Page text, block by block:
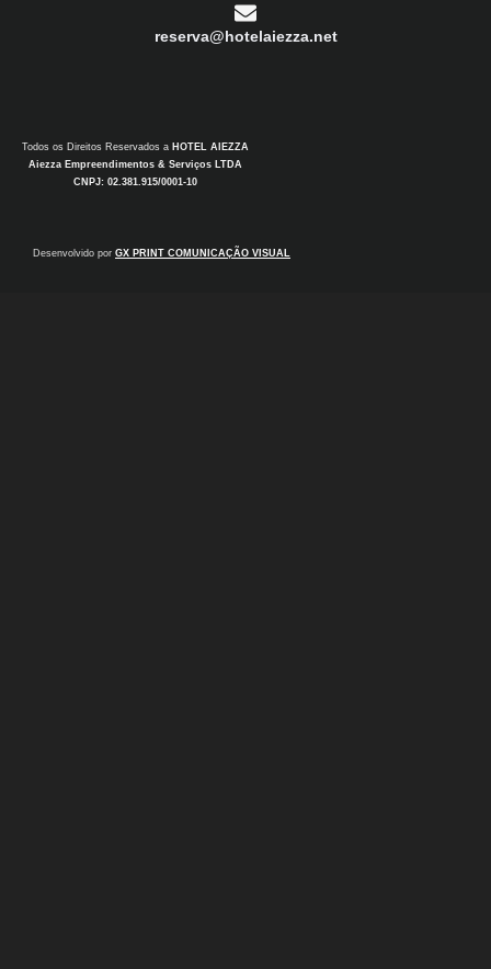
reserva@hotelaiezza.net
Desenvolvido por GX PRINT COMUNICAÇÃO VISUAL
Todos os Direitos Reservados a HOTEL AIEZZA
Aiezza Empreendimentos & Serviços LTDA
CNPJ: 02.381.915/0001-10